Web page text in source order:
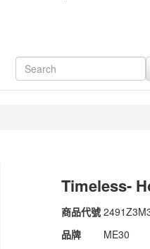
Timeless-
商品代號
品牌
ME30